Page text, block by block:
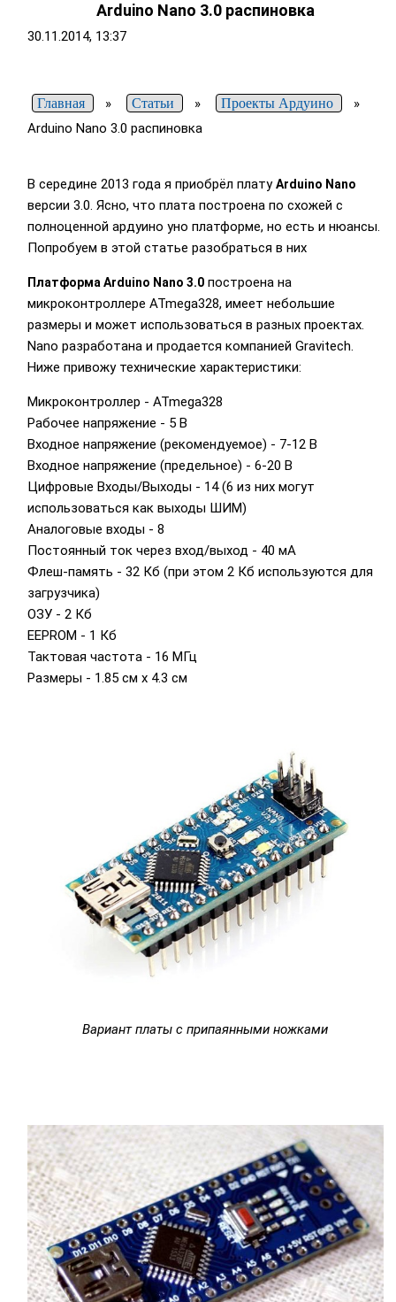
Arduino Nano 3.0 распиновка
30.11.2014, 13:37
Главная » Статьи » Проекты Ардуино
»
Arduino Nano 3.0 распиновка
В середине 2013 года я приобрёл платуArduino Nano
версии 3.0. Ясно, что плата построена по схожей с
полноценной ардуино уно платформе, но есть и нюансы.
Попробуем в этой статье разобраться в них
Платформа Arduino Nano 3.0построена на
микроконтроллере ATmega328, имеет небольшие
размеры и может использоваться в разных проектах.
Nano разработана и продается компанией Gravitech.
Ниже привожу технические характеристики:
Микроконтроллер - ATmega328
Рабочее напряжение - 5 В
Входное напряжение (рекомендуемое) - 7-12 В
Входное напряжение (предельное) - 6-20 В
Цифровые Входы/Выходы - 14 (6 из них могут
использоваться как выходы ШИМ)
Аналоговые входы - 8
Постоянный ток через вход/выход - 40 мА
Флеш-память - 32 Кб (при этом 2 Кб используются для
загрузчика)
ОЗУ - 2 Кб
EEPROM - 1 Кб
Тактовая частота - 16 МГц
Размеры - 1.85 см x 4.3 см
Вариант платы с припаянными ножками